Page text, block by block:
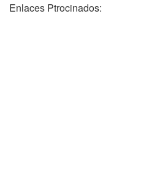
Enlaces Ptrocinados: